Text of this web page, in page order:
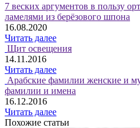
7 веских аргументов в пользу
ламелями из берёзового шпона
16.08.2020
Читать далее
Щит освещения
14.11.2016
Читать далее
Арабские фамилии женские и
фамилии и имена
16.12.2016
Читать далее
Похожие статьи